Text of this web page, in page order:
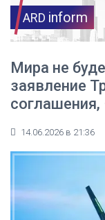
ARD inform
Мира не
заявление
соглашения,
14.06.2026 в 21:36